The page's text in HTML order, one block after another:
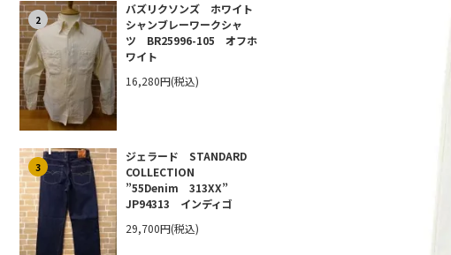
2
バズリクソンズ ホワイト
シャンブレーワークシャ
ツ BR25996-105 オフホ
ワイト
16,280円(税込)
3
ジェラード STANDARD
COLLECTION
”55Denim 313XX”
JP94313 インディゴ
29,700円(税込)